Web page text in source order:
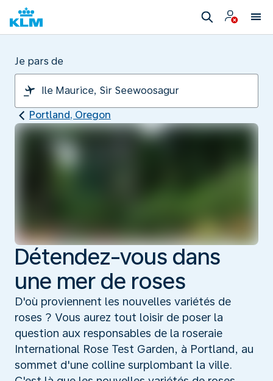
Je pars de
Portland, Oregon
Détendez-vous dans
une mer de roses
D'où proviennent les nouvelles variétés de
roses ? Vous aurez tout loisir de poser la
question aux responsables de la roseraie
International Rose Test Garden, à Portland, au
sommet d'une colline surplombant la ville.